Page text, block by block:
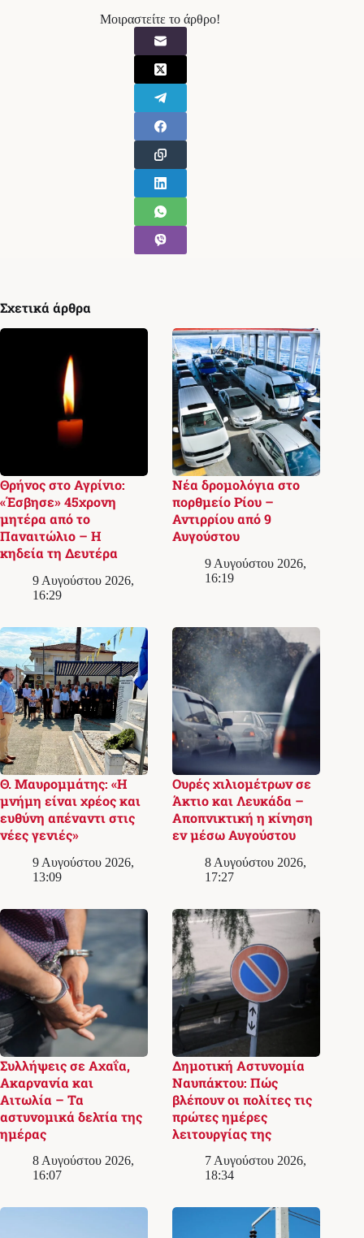
Μοιραστείτε το άρθρο!
Σχετικά άρθρα
Θρήνος στο Αγρίνιο:
«Έσβησε» 45χρονη
μητέρα από το
Παναιτώλιο – Η
κηδεία τη Δευτέρα
9 Αυγούστου 2026,
16:29
Νέα δρομολόγια στο
πορθμείο Ρίου –
Αντιρρίου από 9
Αυγούστου
9 Αυγούστου 2026,
16:19
Θ. Μαυρομμάτης: «Η
μνήμη είναι χρέος και
ευθύνη απέναντι στις
νέες γενιές»
9 Αυγούστου 2026,
13:09
Ουρές χιλιομέτρων σε
Άκτιο και Λευκάδα –
Αποπνικτική η κίνηση
εν μέσω Αυγούστου
8 Αυγούστου 2026,
17:27
Συλλήψεις σε Αχαΐα,
Ακαρνανία και
Αιτωλία – Τα
αστυνομικά δελτία της
ημέρας
8 Αυγούστου 2026,
16:07
Δημοτική Αστυνομία
Ναυπάκτου: Πώς
βλέπουν οι πολίτες τις
πρώτες ημέρες
λειτουργίας της
7 Αυγούστου 2026,
18:34